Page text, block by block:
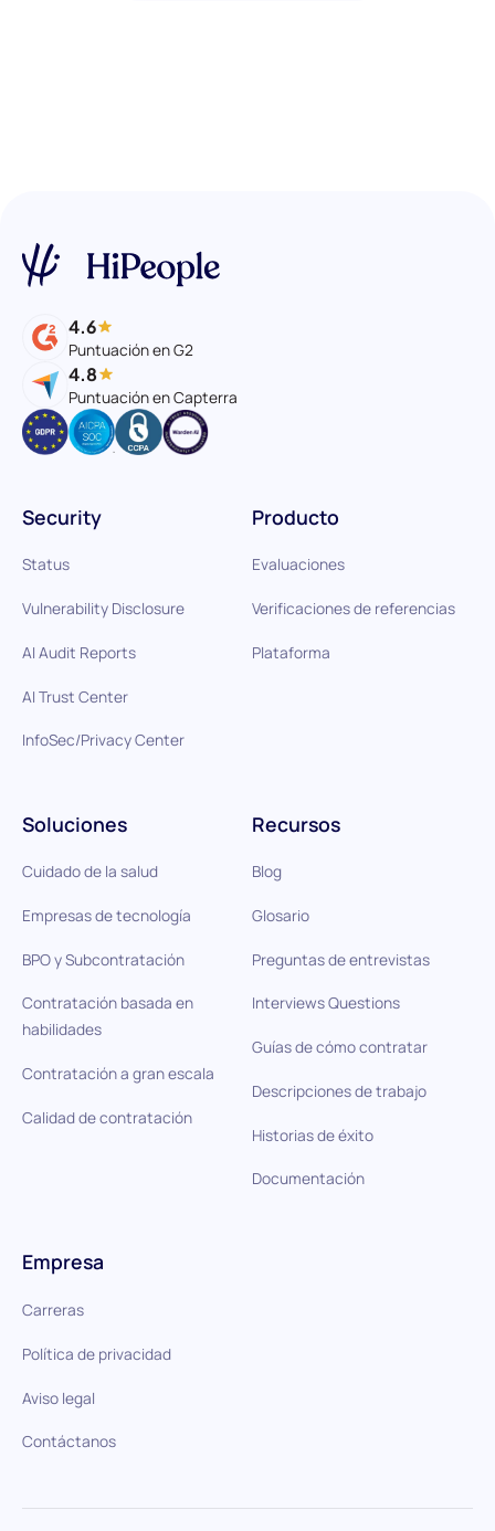
4.6
Puntuación en G2
4.8
Puntuación en Capterra
Producto
Evaluaciones
Verificaciones de referencias
Plataforma
Soluciones
Cuidado de la salud
Empresas de tecnología
BPO y Subcontratación
Contratación basada en
habilidades
Contratación a gran escala
Calidad de contratación
Recursos
Blog
Glosario
Preguntas de entrevistas
Interviews Questions
Guías de cómo contratar
Descripciones de trabajo
Historias de éxito
Documentación
Security
Status
Vulnerability Disclosure
AI Audit Reports
AI Trust Center
InfoSec/Privacy Center
Empresa
Carreras
Política de privacidad
Aviso legal
Contáctanos